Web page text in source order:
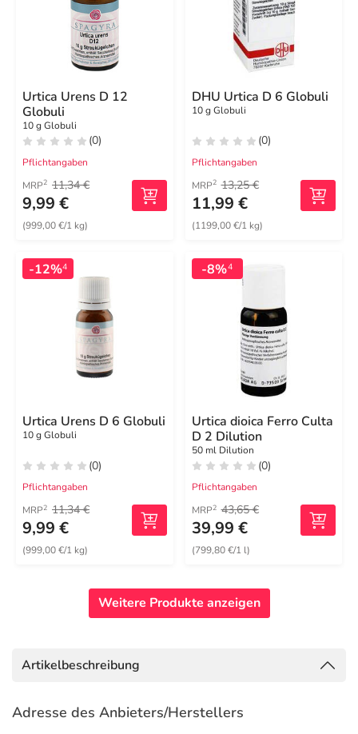
Urtica Urens D 12
Globuli
10 g Globuli
(0)
Pflichtangaben
MRP2 11,34 €
9,99 €
(999,00 €/1 kg)
DHU Urtica D 6 Globuli
10 g Globuli
(0)
Pflichtangaben
MRP2 13,25 €
11,99 €
(1199,00 €/1 kg)
-12%4
Urtica Urens D 6 Globuli
10 g Globuli
(0)
Pflichtangaben
MRP2 11,34 €
9,99 €
(999,00 €/1 kg)
-8%4
Urtica dioica Ferro Culta
D 2 Dilution
50 ml Dilution
(0)
Pflichtangaben
MRP2 43,65 €
39,99 €
(799,80 €/1 l)
Weitere Produkte anzeigen
Artikelbeschreibung
Adresse des Anbieters/Herstellers